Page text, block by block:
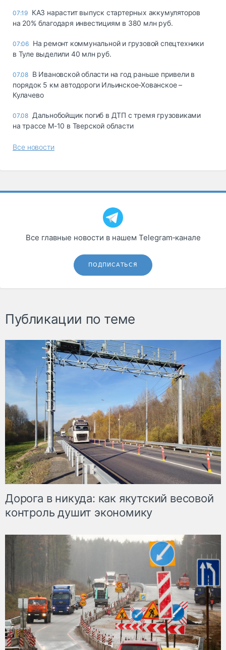
07:19 КАЗ нарастит выпуск стартерных аккумуляторов
на 20% благодаря инвестициям в 380 млн руб.
07:06 На ремонт коммунальной и грузовой спецтехники
в Туле выделили 40 млн руб.
07.08 В Ивановской области на год раньше привели в
порядок 5 км автодороги Ильинское-Хованское –
Кулачево
07.08 Дальнобойщик погиб в ДТП с тремя грузовиками
на трассе М-10 в Тверской области
Все новости
Все главные новости в нашем Telegram‑канале
ПОДПИСАТЬСЯ
Публикации по теме
Дорога в никуда: как якутский весовой
контроль душит экономику